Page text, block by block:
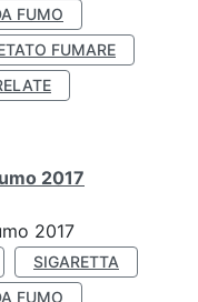
FUMO
FUMARE
2017
2017
SIGARETTA
FUMO